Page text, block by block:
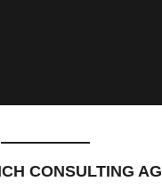
CONSULTING AG